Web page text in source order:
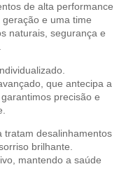
de alta performance
e uma time
naturais, segurança e
que antecipa a
precisão e
tratam desalinhamentos
brilhante.
mantendo a saúde